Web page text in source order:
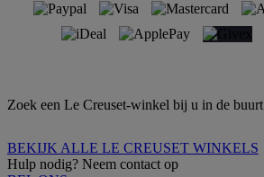
Zoek een Le Creuset-winkel bij u in de buurt
BEKIJK ALLE LE CREUSET WINKELS
Hulp nodig? Neem contact op